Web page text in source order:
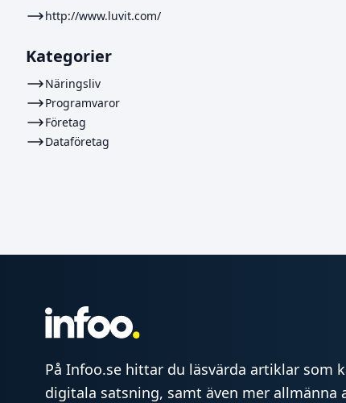
http://www.luvit.com/
Kategorier
Näringsliv
Programvaror
Företag
Dataföretag
På Infoo.se hittar du läsvärda artiklar som
digitala satsning, samt även mer allmänna